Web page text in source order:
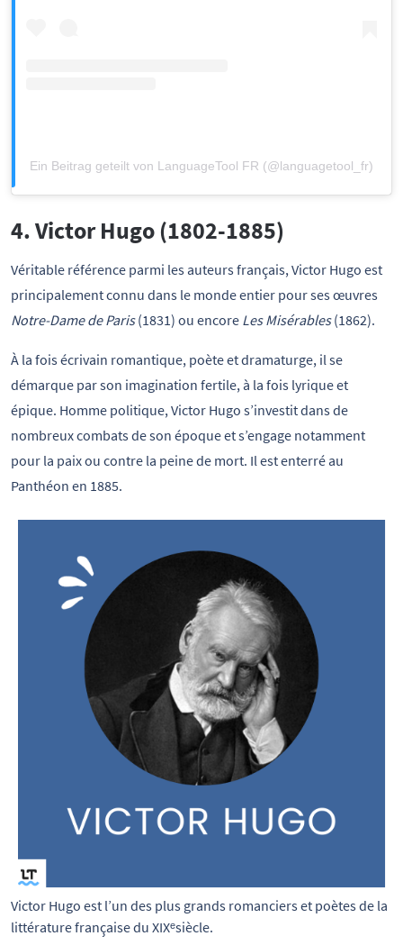
Ein Beitrag geteilt von LanguageTool FR (@languagetool_fr)
4. Victor Hugo (1802-1885)
Véritable référence parmi les auteurs français, Victor Hugo est
principalement connu dans le monde entier pour ses œuvres
Notre-Dame de Paris(1831) ou encore Les Misérables(1862).
À la fois écrivain romantique, poète et dramaturge, il se
démarque par son imagination fertile, à la fois lyrique et
épique. Homme politique, Victor Hugo s’investit dans de
nombreux combats de son époque et s’engage notamment
pour la paix ou contre la peine de mort. Il est enterré au
Panthéon en 1885.
Victor Hugo est l’un des plus grands romanciers et poètes de la
littérature française du XIXᵉsiècle.